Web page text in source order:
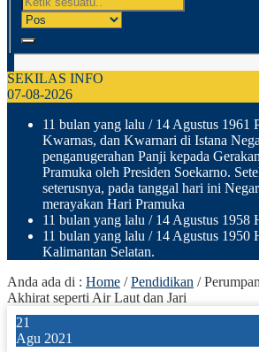
SEKILAS INFO
07-08-2026
11 bulan yang lalu / 14 Agustus 1961
Kwarnas, dan Kwarnari di Istana
penganugerahan Panji kepada Gerakan
Pramuka oleh Presiden Soekarno.
seterusnya, pada tanggal hari ini
merayakan Hari Pramuka
11 bulan yang lalu / 14 Agustus 1958
11 bulan yang lalu / 14 Agustus 1950
Kalimantan Selatan.
Anda ada di : Home /Pendidikan /
Akhirat seperti Air Laut dan Jari
21
Agu 2021